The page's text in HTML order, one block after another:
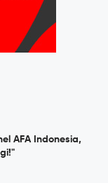
AFA Indonesia,